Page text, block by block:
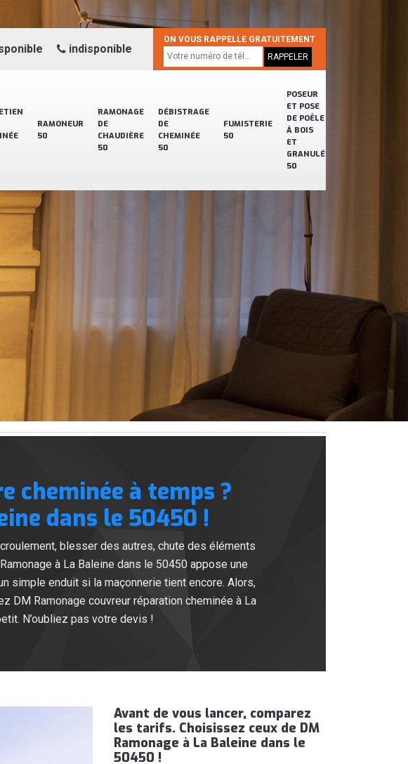
RAMONEUR
50
RAMONAGE
DE
CHAUDIÈRE
50
DÉBISTRAGE
DE
CHEMINÉE
50
FUMISTERIE
50
POSEUR
ET POSE
DE POÊLE
À BOIS
ET
GRANULÉ
50
indisponible
ON VOUS RAPPELLE GRATUITEMENT
cheminée à temps ?
dans le 50450 !
blesser des autres, chute des éléments
à La Baleine dans le 50450 appose une
simple enduit si la maçonnerie tient encore. Alors,
DM Ramonage couvreur réparation cheminée à La
N’oubliez pas votre devis !
Avant de vous lancer, comparez
les tarifs. Choisissez ceux de DM
Ramonage à La Baleine dans le
50450 !